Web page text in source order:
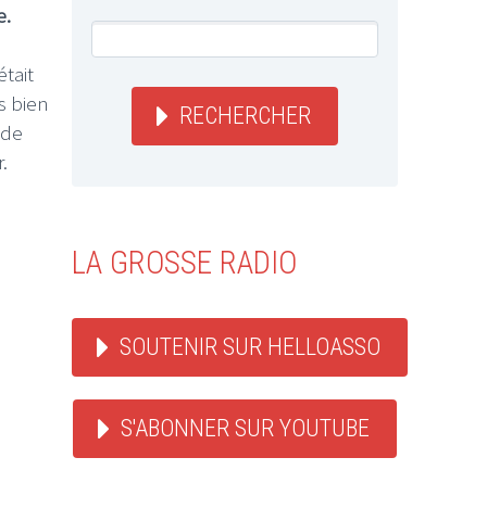
bien
RECHERCHER
LA GROSSE RADIO
SOUTENIR SUR HELLOASSO
S'ABONNER SUR YOUTUBE